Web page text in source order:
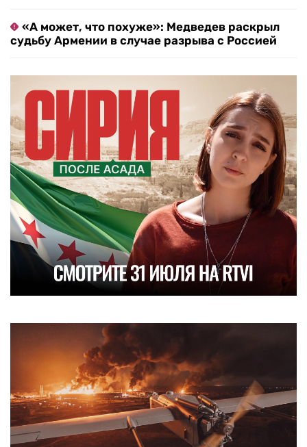
«А может, что похуже»: Медведев раскрыл
судьбу Армении в случае разрыва с Россией